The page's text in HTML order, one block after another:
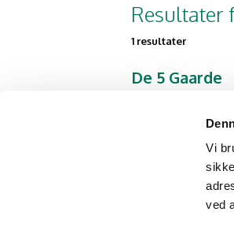
Vi
ved
Resultater
1 resultater
De 5 Gaarde